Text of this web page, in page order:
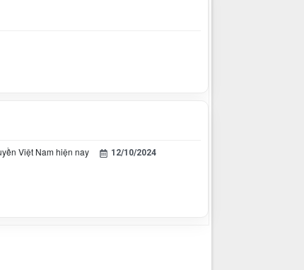
Việt Nam hiện nay 12/10/2024